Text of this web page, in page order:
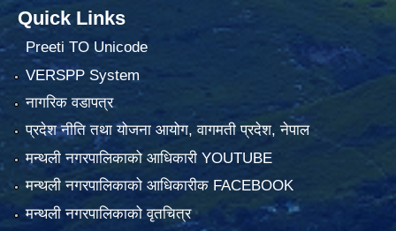
Quick Links
Preeti TO Unicode
VERSPP System
नागरिक वडापत्र
प्रदेश नीति तथा योजना आयोग, वागमती प्रदेश, नेपाल
मन्थली नगरपालिकाको आधिकारी YOUTUBE
मन्थली नगरपालिकाको आधिकारीक FACEBOOK
मन्थली नगरपालिकाको वृतचित्र